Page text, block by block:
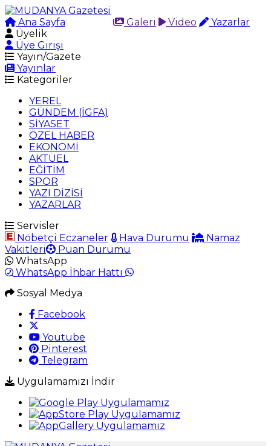
Ana Sayfa Galeri Video
Yazarlar
Üyelik
Üye Girişi
Yayın/Gazete
Yayınlar
Kategoriler
YEREL
GÜNDEM (İGFA)
SİYASET
ÖZEL HABER
EKONOMİ
AKTÜEL
EĞİTİM
SPOR
YAZI DİZİSİ
YAZARLAR
Servisler
Nöbetçi Eczaneler
Hava Durumu
Namaz
Vakitleri
Puan Durumu
WhatsApp
WhatsApp İhbar Hattı
Sosyal Medya
Facebook
Youtube
Pinterest
Telegram
Uygulamamızı İndir